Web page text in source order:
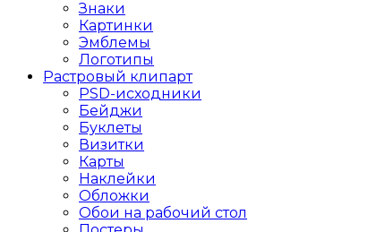
Знаки
Картинки
Эмблемы
Логотипы
Растровый клипарт
PSD-исходники
Бейджи
Буклеты
Визитки
Карты
Наклейки
Обложки
Обои на рабочий стол